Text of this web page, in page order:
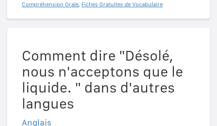
Compréhension Orale, Fiches Gratuites de Vocabulaire
Comment dire "Désolé,
nous n'acceptons que le
liquide. " dans d'autres
langues
Anglais